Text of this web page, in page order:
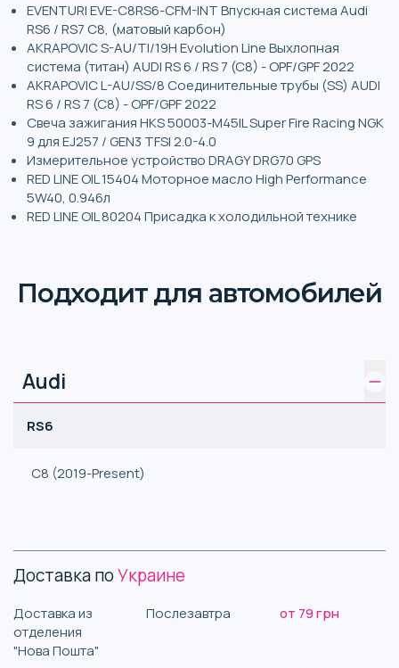
EVENTURI EVE-C8RS6-CFM-INT Впускная система Audi
RS6 / RS7 C8, (матовый карбон)
AKRAPOVIC S-AU/TI/19H Evolution Line Выхлопная
система (титан) AUDI RS 6 / RS 7 (C8) - OPF/GPF 2022
AKRAPOVIC L-AU/SS/8 Соединительные трубы (SS) AUDI
RS 6 / RS 7 (C8) - OPF/GPF 2022
Свеча зажигания HKS 50003-M45IL Super Fire Racing NGK
9 для EJ257 / GEN3 TFSI 2.0-4.0
Измерительное устройство DRAGY DRG70 GPS
RED LINE OIL 15404 Моторное масло High Performance
5W40, 0.946л
RED LINE OIL 80204 Присадка к холодильной технике
Подходит для автомобилей
Audi
RS6
C8 (2019-Present)
Доставка поУкраине
Доставка из
отделения
"Нова Пошта"
Послезавтра от 79 грн